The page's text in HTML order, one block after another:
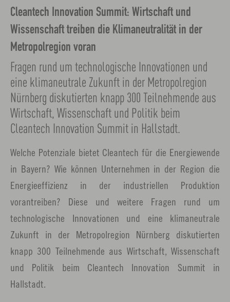
Cleantech Innovation Summit: Wirtschaft und
Wissenschaft treiben die Klimaneutralität in der
Metropolregion voran
Fragen rund um technologische Innovationen und
eine klimaneutrale Zukunft in der Metropolregion
Nürnberg diskutierten knapp 300 Teilnehmende aus
Wirtschaft, Wissenschaft und Politik beim
Cleantech Innovation Summit in Hallstadt.
Welche Potenziale bietet Cleantech für die Energiewende
in Bayern? Wie können Unternehmen in der Region die
Energieeffizienz in der industriellen Produktion
vorantreiben? Diese und weitere Fragen rund um
technologische Innovationen und eine klimaneutrale
Zukunft in der Metropolregion Nürnberg diskutierten
knapp 300 Teilnehmende aus Wirtschaft, Wissenschaft
und Politik beim Cleantech Innovation Summit in
Hallstadt.